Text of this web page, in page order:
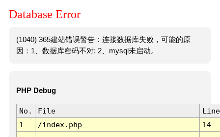
Database Error
(1040) 365建站错误警告：连接数据库失败，可能的原
因：1、数据库密码不对; 2、mysql未启动。
PHP Debug
No. File
Line
1
/index.php 14